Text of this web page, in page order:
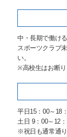
中・長期で働け
スポーツクラブ
い。
※高校生はお断り
平日15：00～18
土日 9：00～12
※祝日も通常通り